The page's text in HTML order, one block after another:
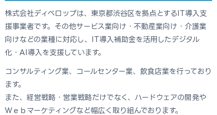
株式会社ディベロップは、東京都渋谷区を拠点とするIT導入支
援事業者です。その他サービス業向け・不動産業向け・介護業
向けなどの業種に対応し、IT導入補助金を活用したデジタル
化・AI導入を支援しています。
コンサルティング業、コールセンター業、飲食店業を行っており
ます。
また、経営戦略・営業戦略だけでなく、ハードウェアの開発や
Ｗｅｂマーケティングなど幅広く取り組んでおります。